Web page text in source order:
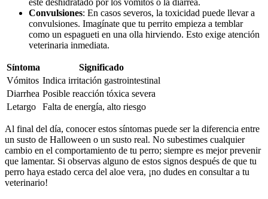
esté deshidratado por los vómitos o la diarrea.
Convulsiones: En casos severos, la toxicidad puede llevar a
convulsiones. Imagínate que tu perrito empieza a temblar
como un espagueti en una olla hirviendo. Esto exige atención
veterinaria inmediata.
Síntoma
Significado
Vómitos Indica irritación gastrointestinal
Diarrhea Posible reacción tóxica severa
Letargo
Falta de energía, alto riesgo
Al final del día, conocer estos síntomas puede ser la diferencia entre
un susto de Halloween o un susto real. No subestimes cualquier
cambio en el comportamiento de tu perro; siempre es mejor prevenir
que lamentar. Si observas alguno de estos signos después de que tu
perro haya estado cerca del aloe vera, ¡no dudes en consultar a tu
veterinario!